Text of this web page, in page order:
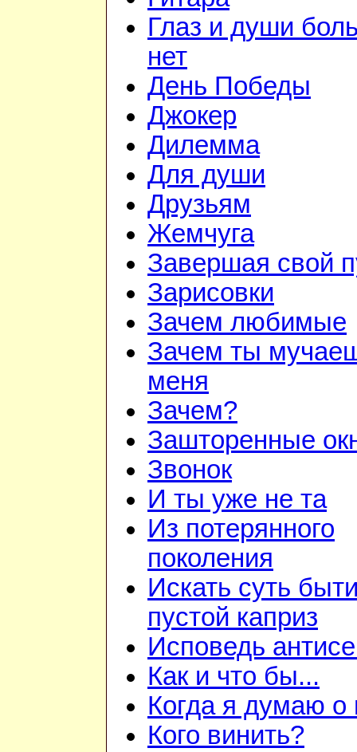
Глаз и души
нет
День Победы
Джокер
Дилемма
Для души
Друзьям
Жемчуга
Завершая свой
Зарисовки
Зачем любимые
Зачем ты
меня
Зачем?
Зашторенные
Звонок
И ты уже не та
Из потерянного
поколения
Искать суть
пустой каприз
Исповедь
Как и что бы...
Когда я думаю о
Кого винить?